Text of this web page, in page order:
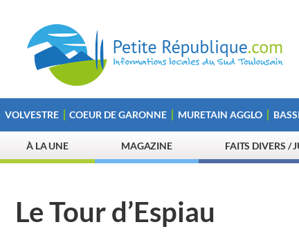
VOLVESTRE COEUR DE GARONNE MURETAIN AGGLO
À LA UNE MAGAZINE FAITS DIVERS /
Le Tour d’Espiau